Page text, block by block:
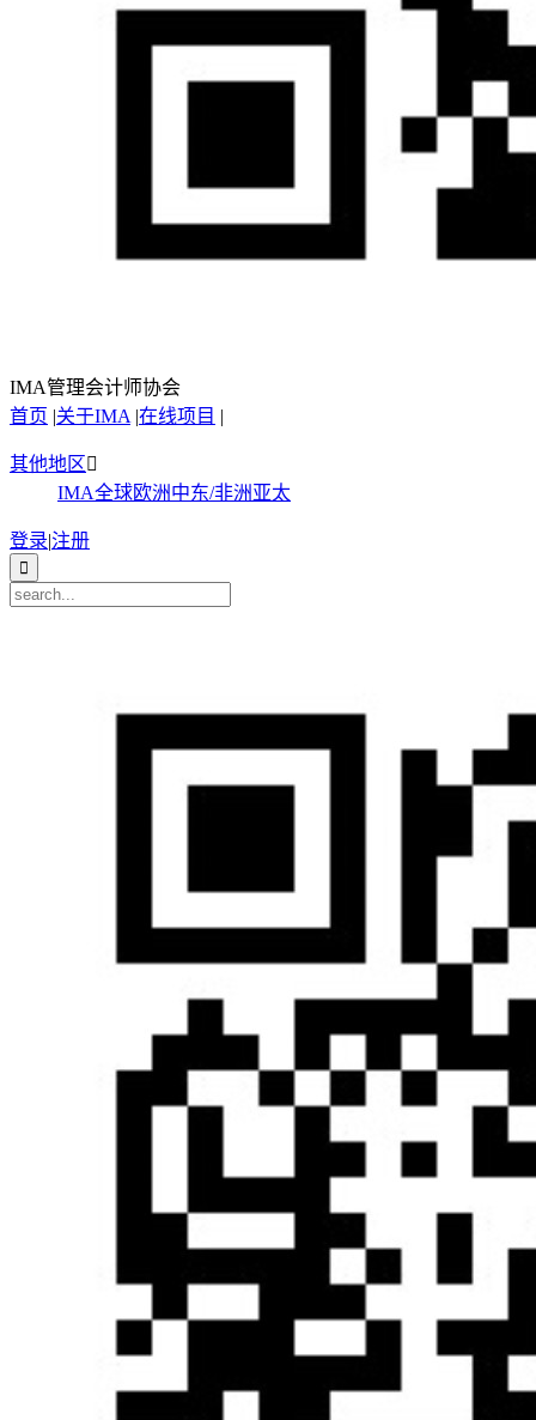
IMA管理会计师协会
首页 |关于IMA |在线项目 |
其他地区
IMA全球欧洲中东/非洲亚太
登录|注册
